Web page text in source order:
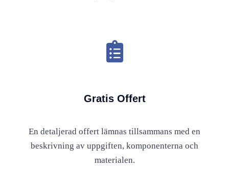
Gratis Offert
En detaljerad offert lämnas tillsammans med en
beskrivning av uppgiften, komponenterna och
materialen.